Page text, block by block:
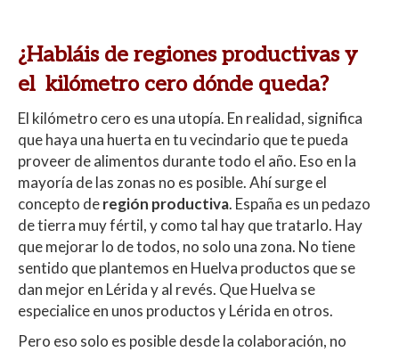
¿Habláis de regiones productivas y
el kilómetro cero dónde queda?
El kilómetro cero es una utopía. En realidad, significa
que haya una huerta en tu vecindario que te pueda
proveer de alimentos durante todo el año. Eso en la
mayoría de las zonas no es posible. Ahí surge el
concepto deregión productiva. España es un pedazo
de tierra muy fértil, y como tal hay que tratarlo. Hay
que mejorar lo de todos, no solo una zona. No tiene
sentido que plantemos en Huelva productos que se
dan mejor en Lérida y al revés. Que Huelva se
especialice en unos productos y Lérida en otros.
Pero eso solo es posible desde la colaboración, no